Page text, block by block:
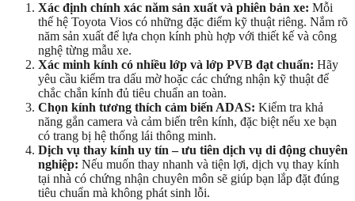
Xác định chính xác năm sản xuất và phiên bản xe: Mỗi
thế hệ Toyota Vios có những đặc điểm kỹ thuật riêng. Nắm rõ
năm sản xuất để lựa chọn kính phù hợp với thiết kế và công
nghệ từng mẫu xe.
Xác minh kính có nhiều lớp và lớp PVB đạt chuẩn: Hãy
yêu cầu kiểm tra dấu mờ hoặc các chứng nhận kỹ thuật để
chắc chắn kính đủ tiêu chuẩn an toàn.
Chọn kính tương thích cảm biến ADAS: Kiểm tra khả
năng gắn camera và cảm biến trên kính, đặc biệt nếu xe bạn
có trang bị hệ thống lái thông minh.
Dịch vụ thay kính uy tín – ưu tiên dịch vụ di động chuyên
nghiệp: Nếu muốn thay nhanh và tiện lợi, dịch vụ thay kính
tại nhà có chứng nhận chuyên môn sẽ giúp bạn lắp đặt đúng
tiêu chuẩn mà không phát sinh lỗi.